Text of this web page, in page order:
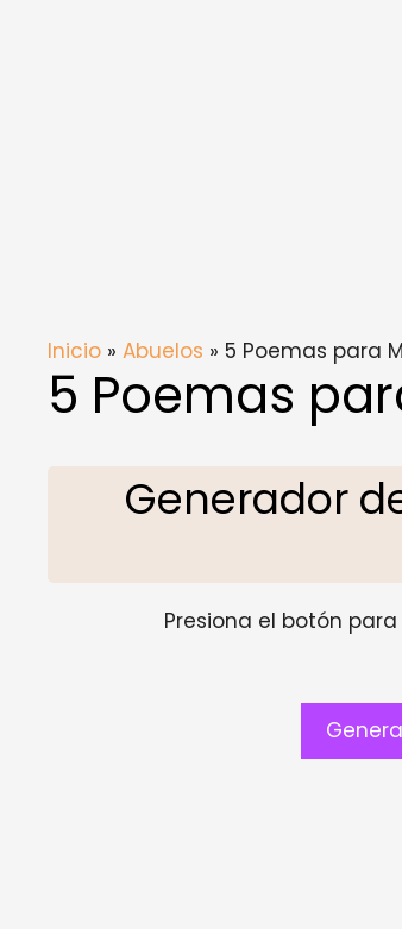
Inicio » Abuelos » 5 Poemas para
5 Poemas
Generador
Presiona el botón